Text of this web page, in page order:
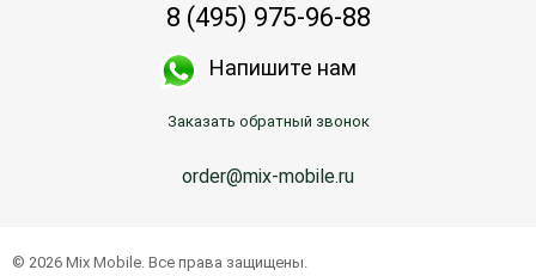
8 (495) 975-96-88
Напишите нам
Заказать обратный звонок
order@mix-mobile.ru
© 2026 Mix Mobile. Все права защищены.